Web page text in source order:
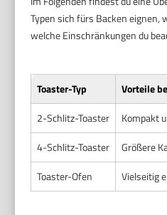
Typen sich fürs Backen eignen,
welche Einschränkungen du
Toaster-Typ
Vorteile
2-Schlitz-Toaster
Kompakt
4-Schlitz-Toaster
Größere
Toaster-Ofen
Vielseitig